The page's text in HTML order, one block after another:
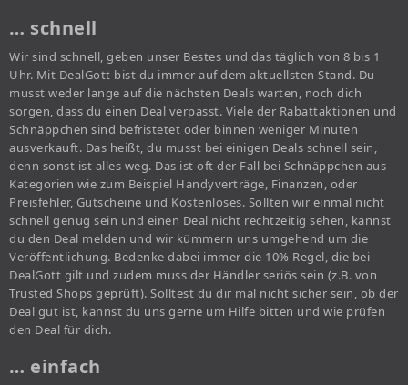
… schnell
Wir sind schnell, geben unser Bestes und das täglich von 8 bis 1
Uhr. Mit DealGott bist du immer auf dem aktuellsten Stand. Du
musst weder lange auf die nächsten Deals warten, noch dich
sorgen, dass du einen Deal verpasst. Viele der Rabattaktionen und
Schnäppchen sind befristetet oder binnen weniger Minuten
ausverkauft. Das heißt, du musst bei einigen Deals schnell sein,
denn sonst ist alles weg. Das ist oft der Fall bei Schnäppchen aus
Kategorien wie zum Beispiel Handyverträge, Finanzen, oder
Preisfehler, Gutscheine und Kostenloses. Sollten wir einmal nicht
schnell genug sein und einen Deal nicht rechtzeitig sehen, kannst
du den Deal melden und wir kümmern uns umgehend um die
Veröffentlichung. Bedenke dabei immer die 10% Regel, die bei
DealGott gilt und zudem muss der Händler seriös sein (z.B. von
Trusted Shops geprüft). Solltest du dir mal nicht sicher sein, ob der
Deal gut ist, kannst du uns gerne um Hilfe bitten und wie prüfen
den Deal für dich.
… einfach